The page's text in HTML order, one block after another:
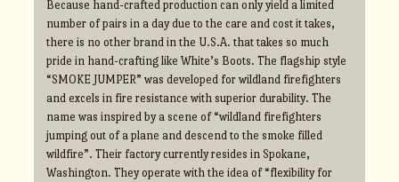
Because hand-crafted production can only yield a limited
number of pairs in a day due to the care and cost it takes,
there is no other brand in the U.S.A. that takes so much
pride in hand-crafting like White’s Boots. The flagship style
“SMOKE JUMPER” was developed for wildland firefighters
and excels in fire resistance with superior durability. The
name was inspired by a scene of “wildland firefighters
jumping out of a plane and descend to the smoke filled
wildfire”. Their factory currently resides in Spokane,
Washington. They operate with the idea of “flexibility for